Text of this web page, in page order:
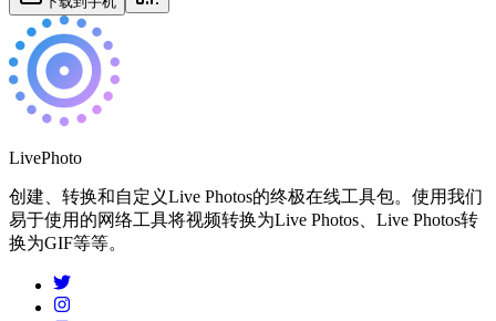
LivePhoto
创建、转换和自定义Live Photos的终极在线工具包。使用我们
易于使用的网络工具将视频转换为Live Photos、Live Photos转
换为GIF等等。